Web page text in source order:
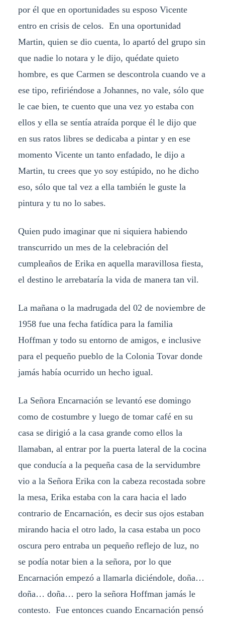
por él que en oportunidades su esposo Vicente
entro en crisis de celos. En una oportunidad
Martin, quien se dio cuenta, lo apartó del grupo sin
que nadie lo notara y le dijo, quédate quieto
hombre, es que Carmen se descontrola cuando ve a
ese tipo, refiriéndose a Johannes, no vale, sólo que
le cae bien, te cuento que una vez yo estaba con
ellos y ella se sentía atraída porque él le dijo que
en sus ratos libres se dedicaba a pintar y en ese
momento Vicente un tanto enfadado, le dijo a
Martin, tu crees que yo soy estúpido, no he dicho
eso, sólo que tal vez a ella también le guste la
pintura y tu no lo sabes.
Quien pudo imaginar que ni siquiera habiendo
transcurrido un mes de la celebración del
cumpleaños de Erika en aquella maravillosa fiesta,
el destino le arrebataría la vida de manera tan vil.
La mañana o la madrugada del 02 de noviembre de
1958 fue una fecha fatídica para la familia
Hoffman y todo su entorno de amigos, e inclusive
para el pequeño pueblo de la Colonia Tovar donde
jamás había ocurrido un hecho igual.
La Señora Encarnación se levantó ese domingo
como de costumbre y luego de tomar café en su
casa se dirigió a la casa grande como ellos la
llamaban, al entrar por la puerta lateral de la cocina
que conducía a la pequeña casa de la servidumbre
vio a la Señora Erika con la cabeza recostada sobre
la mesa, Erika estaba con la cara hacia el lado
contrario de Encarnación, es decir sus ojos estaban
mirando hacia el otro lado, la casa estaba un poco
oscura pero entraba un pequeño reflejo de luz, no
se podía notar bien a la señora, por lo que
Encarnación empezó a llamarla diciéndole, doña…
doña… doña… pero la señora Hoffman jamás le
contesto. Fue entonces cuando Encarnación pensó